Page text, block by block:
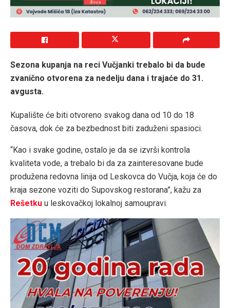
Sezona kupanja na reci Vučjanki trebalo bi da bude
zvanično otvorena za nedelju dana i trajaće do 31.
avgusta.
Kupalište će biti otvoreno svakog dana od 10 do 18
časova, dok će za bezbednost biti zaduženi spasioci.
“Kao i svake godine, ostalo je da se izvrši kontrola
kvaliteta vode, a trebalo bi da za zainteresovane bude
produžena redovna linija od Leskovca do Vučja, koja će do
kraja sezone voziti do Supovskog restorana”, kažu za
Rešetku u leskovačkoj lokalnoj samoupravi.